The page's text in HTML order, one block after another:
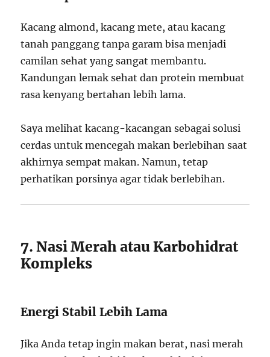
Kacang almond, kacang mete, atau kacang
tanah panggang tanpa garam bisa menjadi
camilan sehat yang sangat membantu.
Kandungan lemak sehat dan protein membuat
rasa kenyang bertahan lebih lama.
Saya melihat kacang-kacangan sebagai solusi
cerdas untuk mencegah makan berlebihan saat
akhirnya sempat makan. Namun, tetap
perhatikan porsinya agar tidak berlebihan.
7. Nasi Merah atau Karbohidrat
Kompleks
Energi Stabil Lebih Lama
Jika Anda tetap ingin makan berat, nasi merah